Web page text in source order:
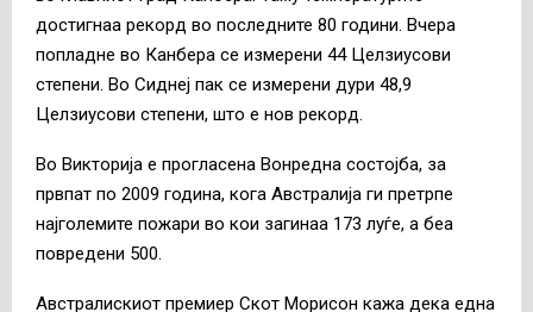
достигнаа рекорд во последните 80 години. Вчера
попладне во Канбера се измерени 44 Целзиусови
степени. Во Сиднеј пак се измерени дури 48,9
Целзиусови степени, што е нов рекорд.
Во Викторија е прогласена Вонредна состојба, за
првпат по 2009 година, кога Австралија ги претрпе
најголемите пожари во кои загинаа 173 луѓе, а беа
повредени 500.
Австралискиот премиер Скот Морисон кажа дека една